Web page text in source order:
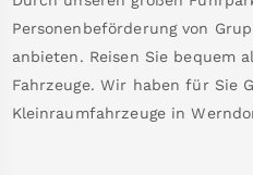
Personenbeförderung von
anbieten. Reisen Sie bequem
Fahrzeuge. Wir haben für Sie
Kleinraumfahrzeuge in